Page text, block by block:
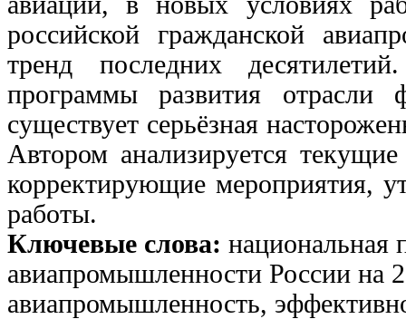
российской гражданской
тренд последних
программы развития отрасли
существует серьёзная
Автором анализируется
корректирующие мероприятия,
работы.
Ключевые слова: национальная
авиапромышленности России на
авиапромышленность,